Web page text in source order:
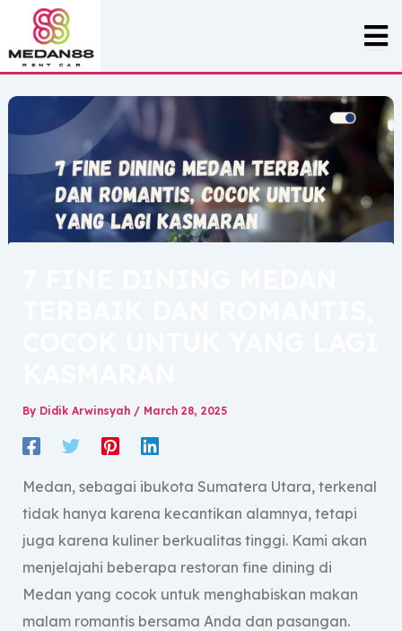
content
By Didik Arwinsyah / March 28, 2025
Medan, sebagai ibukota Sumatera Utara, terkenal
tidak hanya karena kecantikan alamnya, tetapi
juga karena kuliner berkualitas tinggi. Kami akan
menjelajahi beberapa restoran fine dining di
Medan yang cocok untuk menghabiskan makan
malam romantis bersama Anda dan pasangan.
Post
navigation